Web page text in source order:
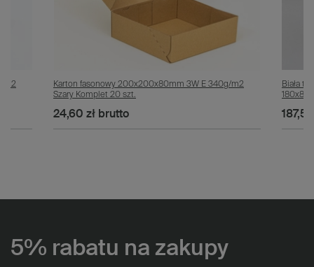
m2
Karton fasonowy 200x200x80mm 3W E 340g/m2
Szary Komplet 20 szt.
24,60 złbrutto
Biała
5% rabatu na zakupy